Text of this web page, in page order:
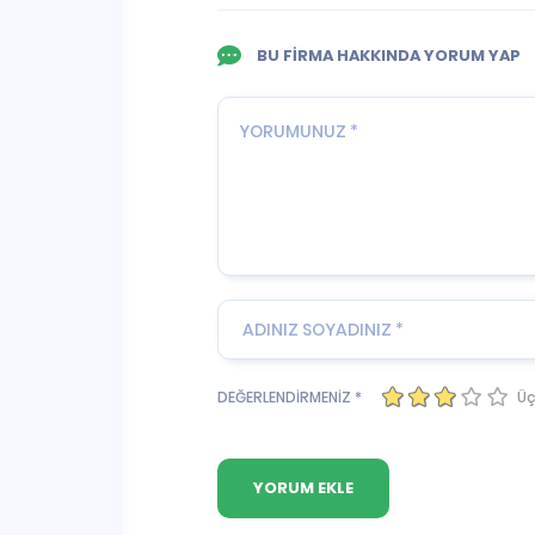
BU FİRMA HAKKINDA YORUM YAP
DEĞERLENDİRMENİZ *